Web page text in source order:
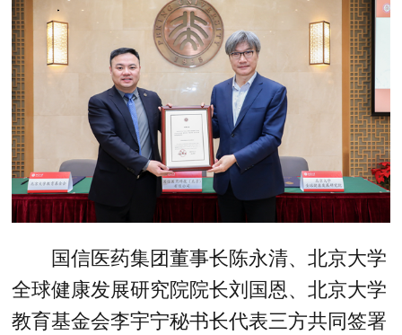
国信医药集团董事长陈永清、北京大学
全球健康发展研究院院长刘国恩、北京大学
教育基金会李宇宁秘书长代表三方共同签署